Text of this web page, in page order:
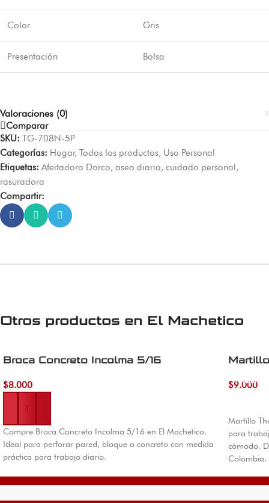
Color Gris
Presentación Bolsa
Valoraciones (0)
Comparar
SKU: TG-708N-5P
Categorías: Hogar, Todos los productos, Uso Personal
Etiquetas: Afeitadora Dorco, aseo diario, cuidado personal,
rasuradora
Compartir:
Otros productos en El Machetico
Broca Concreto Incolma 5/16
$8.000
Añadir al carrito
Compre Broca Concreto Incolma 5/16 en El Machetico.
Ideal para perforar pared, bloque o concreto con medida
práctica para trabajo diario.
$9.000
Añadir al
Martillo
para
cómodo.
Colombia.